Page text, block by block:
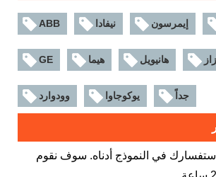
ABB نيفادا إيمرسون
GE هيما هانيويل
وودوارد يوكوجاوا جداً
استفسارك في النموذج أدناه. سوف نقوم